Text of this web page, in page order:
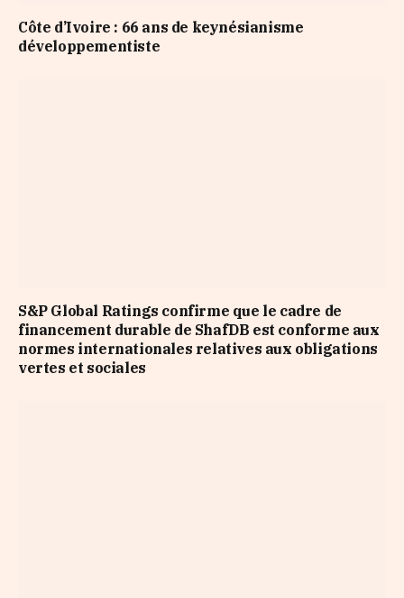
Côte d’Ivoire : 66 ans de keynésianisme
développementiste
S&P Global Ratings confirme que le cadre de
financement durable de ShafDB est conforme aux
normes internationales relatives aux obligations
vertes et sociales